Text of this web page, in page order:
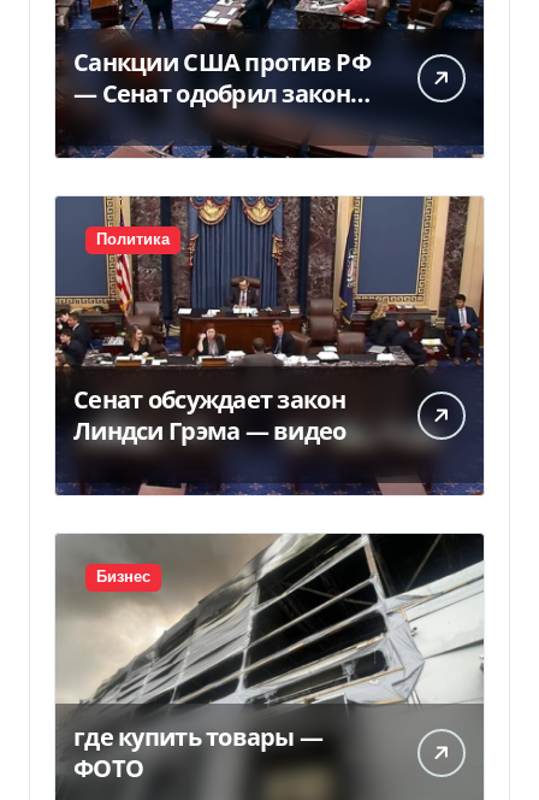
Санкции США против РФ
— Сенат одобрил закон
Грема — Фокус
Политика
Сенат обсуждает закон
Линдси Грэма — видео
Бизнес
где купить товары —
ФОТО